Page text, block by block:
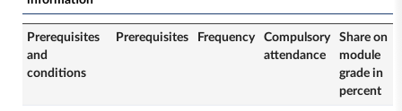
Prerequisites
and
conditions
Prerequisites Frequency
Compulsory
attendance
Share on
module
grade in
percent